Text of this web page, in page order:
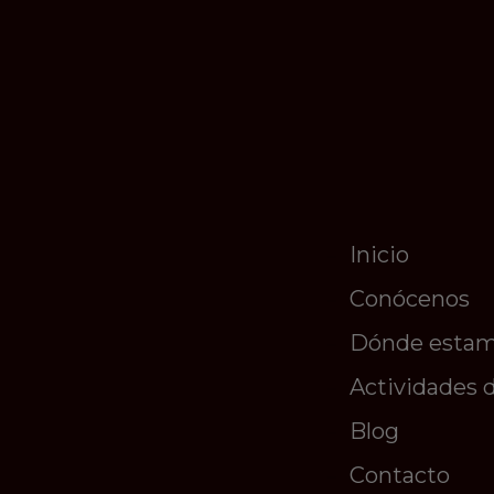
Inicio
Conócenos
Dónde
Actividades
Blog
Contacto